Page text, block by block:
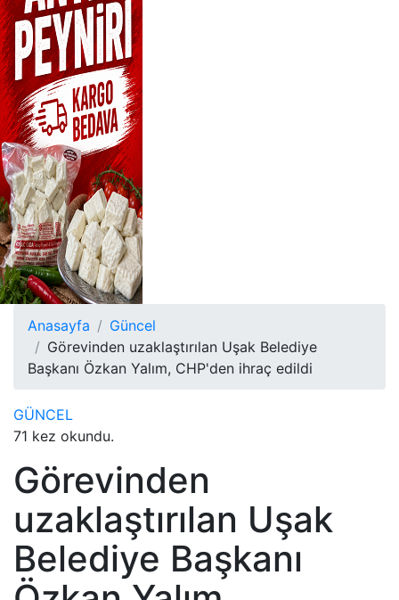
Anasayfa
Güncel
Görevinden uzaklaştırılan Uşak Belediye
Başkanı Özkan Yalım, CHP'den ihraç edildi
GÜNCEL
71 kez okundu.
Görevinden
uzaklaştırılan Uşak
Belediye Başkanı